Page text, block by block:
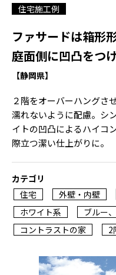
住宅施工例
ファサードは箱形
庭面側に凹凸をつ
【静岡県】
２階をオーバーハングさ
濡れないように配慮。シ
イトの凹凸によるハイコ
際立つ潔い仕上がりに。
カテゴリ
住宅
外壁・内壁
ホワイト系
ブルー
コントラストの家
2